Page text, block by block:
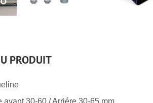
PRODUIT
avant 30-60 / Arriére 30-65 mm